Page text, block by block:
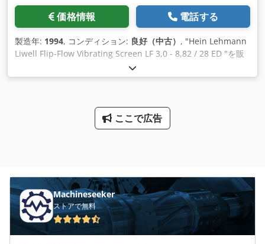
価格情報 電話する
製造年: 1994, コンディション: 良好（中古） , "Hein Lehmann
Liwell Flip-Flow Vibrating Screen LF 3,0 - 8,82 / 28 ED "を販
売します。 Djdpfx Aeglvxhodyeck メーカーです。ハイン・レ
ーマン・リーウェル タイプLF 3,0 - 8,82 / 28 ED サイズ：
ドブラスト、ご希望の色に塗装します。
ここで広告
Machineseeker
ストアで無料